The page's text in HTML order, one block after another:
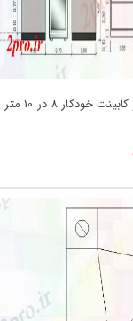
دانلود نقشه طراحی مبلمان آشپزخانه آشپزخانه و کابینت خودکار 8 در 10 متر